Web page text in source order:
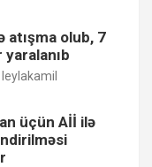
atışma olub, 7
leylakamil
üçün Aİİ ilə